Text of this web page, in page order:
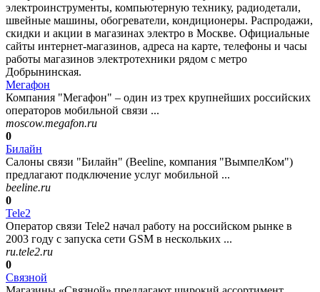
электроинструменты, компьютерную технику, радиодетали,
швейные машины, обогреватели, кондиционеры. Распродажи,
скидки и акции в магазинах электро в Москве. Официальные
сайты интернет-магазинов, адреса на карте, телефоны и часы
работы магазинов электротехники рядом с метро
Добрынинская.
Мегафон
Компания "Мегафон" – один из трех крупнейших российских
операторов мобильной связи ...
moscow.megafon.ru
0
Билайн
Салоны связи "Билайн" (Beeline, компания "ВымпелКом")
предлагают подключение услуг мобильной ...
beeline.ru
0
Tele2
Оператор связи Tele2 начал работу на российском рынке в
2003 году с запуска сети GSM в нескольких ...
ru.tele2.ru
0
Связной